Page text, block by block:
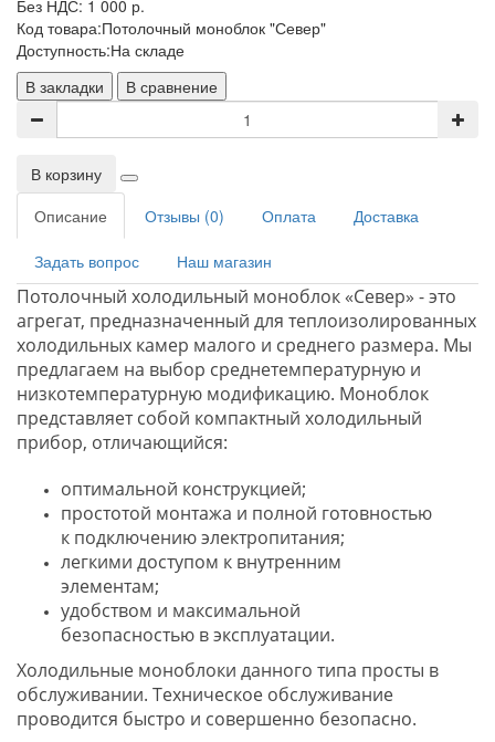
Без НДС: 1 000 р.
Код товара:Потолочный моноблок "Север"
Доступность:На складе
В закладки
В сравнение
В корзину
Описание
Отзывы (0) Оплата Доставка
Задать вопрос Наш магазин
Потолочный холодильный моноблок «Север» - это
агрегат, предназначенный для теплоизолированных
холодильных камер малого и среднего размера. Мы
предлагаем на выбор среднетемпературную и
низкотемпературную модификацию. Моноблок
представляет собой компактный холодильный
прибор, отличающийся:
оптимальной конструкцией;
простотой монтажа и полной готовностью
к подключению электропитания;
легкими доступом к внутренним
элементам;
удобством и максимальной
безопасностью в эксплуатации.
​Холодильные моноблоки данного типа просты в
обслуживании. Техническое обслуживание
проводится быстро и совершенно безопасно.